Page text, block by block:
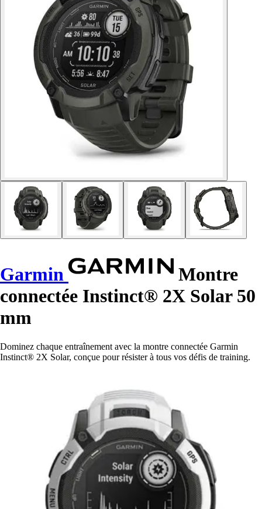
Garmin
Montre
connectée Instinct® 2X Solar 50
mm
Dominez chaque entraînement avec la montre connectée Garmin
Instinct® 2X Solar, conçue pour résister à tous vos défis de training.